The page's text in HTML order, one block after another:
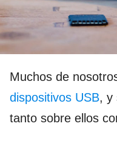
Muchos de
dispositivos USB, y
tanto sobre ellos